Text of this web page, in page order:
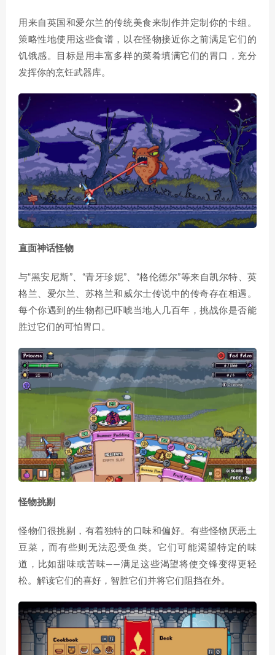
用来自英国和爱尔兰的传统美食来制作并定制你的卡组。
策略性地使用这些食谱，以在怪物接近你之前满足它们的
饥饿感。目标是用丰富多样的菜肴填满它们的胃口，充分
发挥你的烹饪武器库。
直面神话怪物
与“黑安尼斯”、“青牙珍妮”、“格伦德尔”等来自凯尔特、英
格兰、爱尔兰、苏格兰和威尔士传说中的传奇存在相遇。
每个你遇到的生物都已吓唬当地人几百年，挑战你是否能
胜过它们的可怕胃口。
怪物挑剔
怪物们很挑剔，有着独特的口味和偏好。有些怪物厌恶土
豆菜，而有些则无法忍受鱼类。它们可能渴望特定的味
道，比如甜味或苦味——满足这些渴望将使交锋变得更轻
松。解读它们的喜好，智胜它们并将它们阻挡在外。